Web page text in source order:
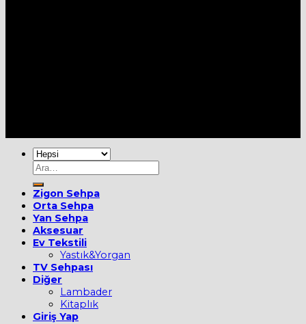
Ara:
Zigon Sehpa
Orta Sehpa
Yan Sehpa
Aksesuar
Ev Tekstili
Yastık&Yorgan
TV Sehpası
Diğer
Lambader
Kitaplık
Giriş Yap